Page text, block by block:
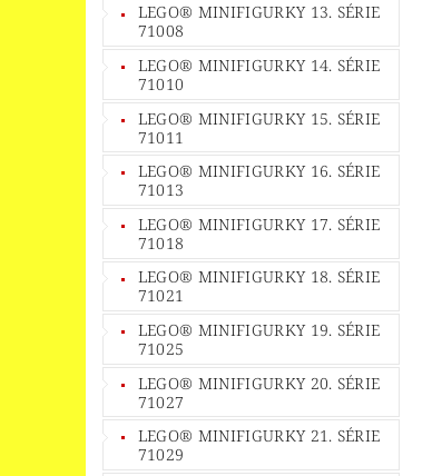
LEGO® MINIFIGURKY 13. SÉRIE
71008
LEGO® MINIFIGURKY 14. SÉRIE
71010
LEGO® MINIFIGURKY 15. SÉRIE
71011
LEGO® MINIFIGURKY 16. SÉRIE
71013
LEGO® MINIFIGURKY 17. SÉRIE
71018
LEGO® MINIFIGURKY 18. SÉRIE
71021
LEGO® MINIFIGURKY 19. SÉRIE
71025
LEGO® MINIFIGURKY 20. SÉRIE
71027
LEGO® MINIFIGURKY 21. SÉRIE
71029